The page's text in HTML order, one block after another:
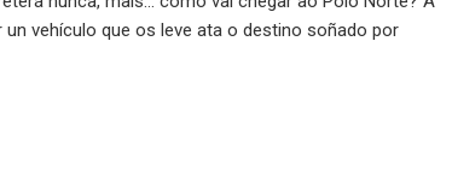
vehículo que os leve ata o destino soñado por